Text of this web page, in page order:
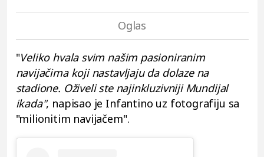
"Veliko hvala svim našim pasioniranim
navijačima koji nastavljaju da dolaze na
stadione. Oživeli ste najinkluzivniji Mundijal
ikada", napisao je Infantino uz fotografiju sa
"milionitim navijačem".